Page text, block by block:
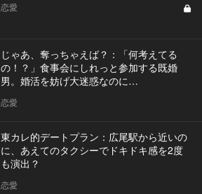
恋愛
じゃあ、奪っちゃえば？：「何考えてる
の！？」食事会にしれっと参加する既婚
男。婚活を妨げ大迷惑なのに…
恋愛
東カレ的デートプラン：広尾駅から近いの
に、あえてのタクシーでドキドキ感を2度
も演出？
恋愛